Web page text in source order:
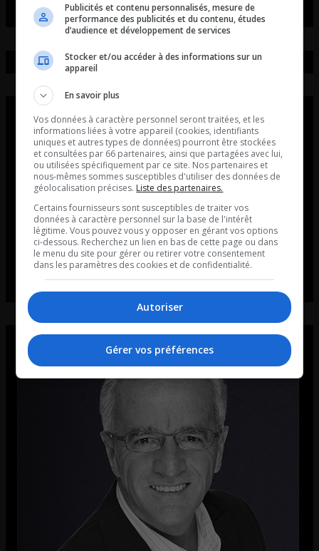
Publicités et contenu personnalisés, mesure de
performance des publicités et du contenu, études
d’audience et développement de services
Stocker et/ou accéder à des informations sur un
appareil
En savoir plus
Vos données à caractère personnel seront traitées, et les
informations liées à votre appareil (cookies, identifiants
uniques et autres types de données) pourront être stockées
et consultées par 66 partenaires, ainsi que partagées avec lui,
ou utilisées spécifiquement par ce site. Nos partenaires et
nous-mêmes sommes susceptibles d'utiliser des données de
géolocalisation précises. Liste des partenaires.
Certains fournisseurs sont susceptibles de traiter vos
données à caractère personnel sur la base de l'intérêt
légitime. Vous pouvez vous y opposer en gérant vos options
ci-dessous. Recherchez un lien en bas de cette page ou dans
le menu du site pour gérer ou retirer votre consentement
dans les paramètres des cookies et de confidentialité.
Autoriser
Gérer vos préférences